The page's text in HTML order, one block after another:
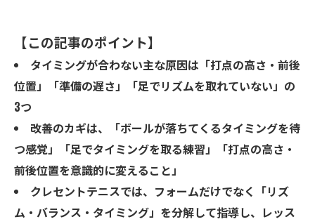
【この記事のポイント】
タイミングが合わない主な原因は「打点の高さ・前後
位置」「準備の遅さ」「足でリズムを取れていない」の
3つ
改善のカギは、「ボールが落ちてくるタイミングを待
つ感覚」「足でタイミングを取る練習」「打点の高さ・
前後位置を意識的に変えること」
クレセントテニスでは、フォームだけでなく「リズ
ム・バランス・タイミング」を分解して指導し、レッス